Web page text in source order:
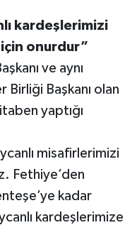
kardeşlerimizi
için onurdur”
ve aynı
Birliği Başkanı olan
yaptığı
misafirlerimizi
Fethiye’den
kadar
kardeşlerimize